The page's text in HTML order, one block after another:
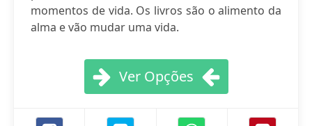
momentos de vida. Os livros são o alimento da
alma e vão mudar uma vida.
Ver Opções